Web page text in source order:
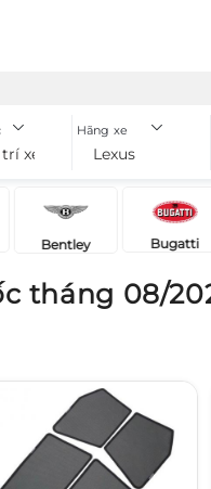
xe
Hãng xe
Lexus
Bentley Bugatti
tháng 08/